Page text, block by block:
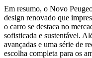
Em resumo, o Novo
design renovado que
o carro se destaca no
sofisticada e sustentável.
avançadas e uma série de
escolha completa para os